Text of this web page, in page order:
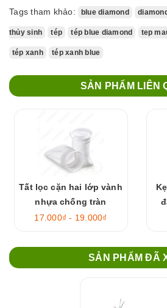
Tags tham khảo: blue diamond diamond
thủy sinh tép tép blue diamond tep
tép xanh tép xanh blue
SẢN PHẨM LIÊN
Tất lọc cặn hai lớp vành
nhựa chống tràn
17.000₫ - 19.000₫
SẢN PHẨM ĐÃ